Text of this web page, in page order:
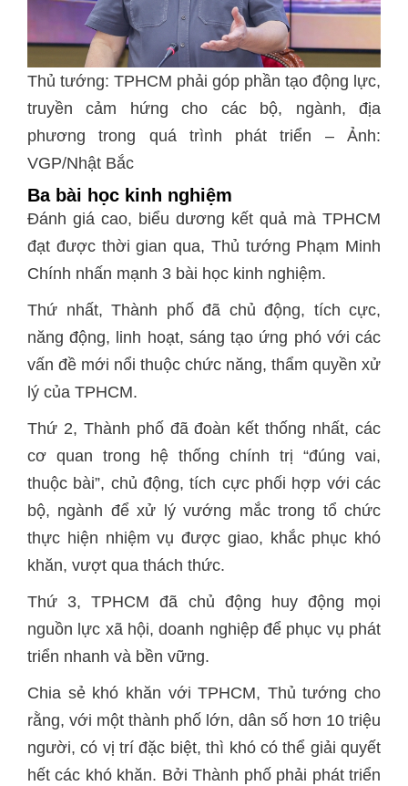
Thủ tướng: TPHCM phải góp phần tạo động lực,
truyền cảm hứng cho các bộ, ngành, địa
phương trong quá trình phát triển – Ảnh:
VGP/Nhật Bắc
Ba bài học kinh nghiệm
Đánh giá cao, biểu dương kết quả mà TPHCM
đạt được thời gian qua, Thủ tướng Phạm Minh
Chính nhấn mạnh 3 bài học kinh nghiệm.
Thứ nhất, Thành phố đã chủ động, tích cực,
năng động, linh hoạt, sáng tạo ứng phó với các
vấn đề mới nổi thuộc chức năng, thẩm quyền xử
lý của TPHCM.
Thứ 2, Thành phố đã đoàn kết thống nhất, các
cơ quan trong hệ thống chính trị “đúng vai,
thuộc bài”, chủ động, tích cực phối hợp với các
bộ, ngành để xử lý vướng mắc trong tổ chức
thực hiện nhiệm vụ được giao, khắc phục khó
khăn, vượt qua thách thức.
Thứ 3, TPHCM đã chủ động huy động mọi
nguồn lực xã hội, doanh nghiệp để phục vụ phát
triển nhanh và bền vững.
Chia sẻ khó khăn với TPHCM, Thủ tướng cho
rằng, với một thành phố lớn, dân số hơn 10 triệu
người, có vị trí đặc biệt, thì khó có thể giải quyết
hết các khó khăn. Bởi Thành phố phải phát triển